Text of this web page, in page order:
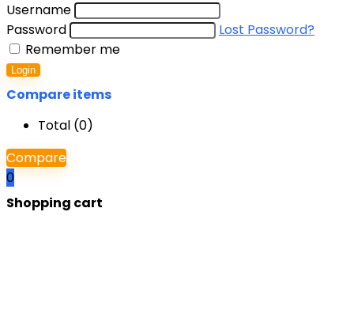
Username
Password
Lost Password?
Remember me
Login
Compare items
Total (0)
Compare
0
Shopping cart